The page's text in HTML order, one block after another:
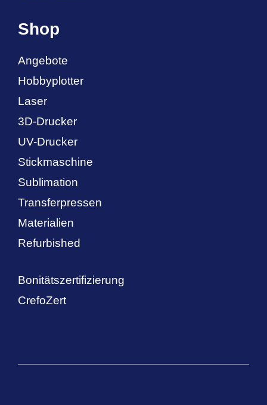
Shop
Angebote
Hobbyplotter
Laser
3D-Drucker
UV-Drucker
Stickmaschine
Sublimation
Transferpressen
Materialien
Refurbished
Bonitätszertifizierung
CrefoZert